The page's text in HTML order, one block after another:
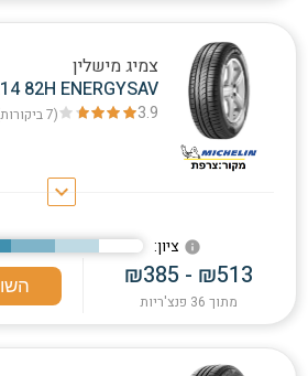
צמיג מישלין
82H ENERGYSAV
3.9
(7 ביקורות
keyboard_arrow_down
:ציון info
₪385 - ₪513
מתוך 36 פנצ'ריות